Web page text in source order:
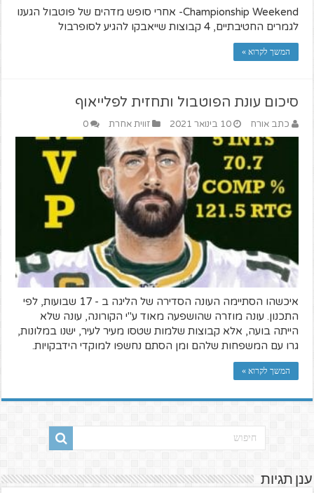
Championship Weekend- אחרי סופש מדהים של פוטבול הגענו
לגמרים החטיבתיים, 4 קבוצות שייאבקו להגיע לסופרבול
המשך לקרוא »
סיכום עונת הפוטבול ותחזית לפלייאוף
כתב אורח 10 בינואר 2021 זווית אחרת 0
איכשהו הסתיימה העונה הסדירה של הליגה ב - 17 שבועות, לפי
התכנון. עונה מוזרה שהושפעה מאוד ע"י הקורונה, עונה שלא
הייתה בועה, אלא קבוצות שלמות שטסו מעיר לעיר, ישנו במלונות,
גרו עם המשפחות שלהם ומן הסתם נחשפו למוקדי הידבקויות.
המשך לקרוא »
ענן תגיות